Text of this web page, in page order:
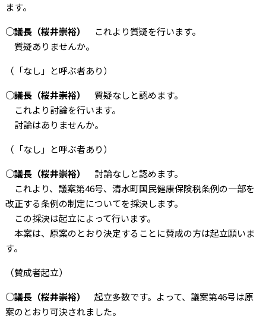
ます。
○議長（桜井崇裕）
これより質疑を行います。
質疑ありませんか。
（「なし」と呼ぶ者あり）
○議長（桜井崇裕）
質疑なしと認めます。
これより討論を行います。
討論はありませんか。
（「なし」と呼ぶ者あり）
○議長（桜井崇裕）
討論なしと認めます。
これより、議案第46号、清水町国民健康保険税条例の一部を
改正する条例の制定についてを採決します。
この採決は起立によって行います。
本案は、原案のとおり決定することに賛成の方は起立願いま
す。
（賛成者起立）
○議長（桜井崇裕）
起立多数です。よって、議案第46号は原
案のとおり可決されました。